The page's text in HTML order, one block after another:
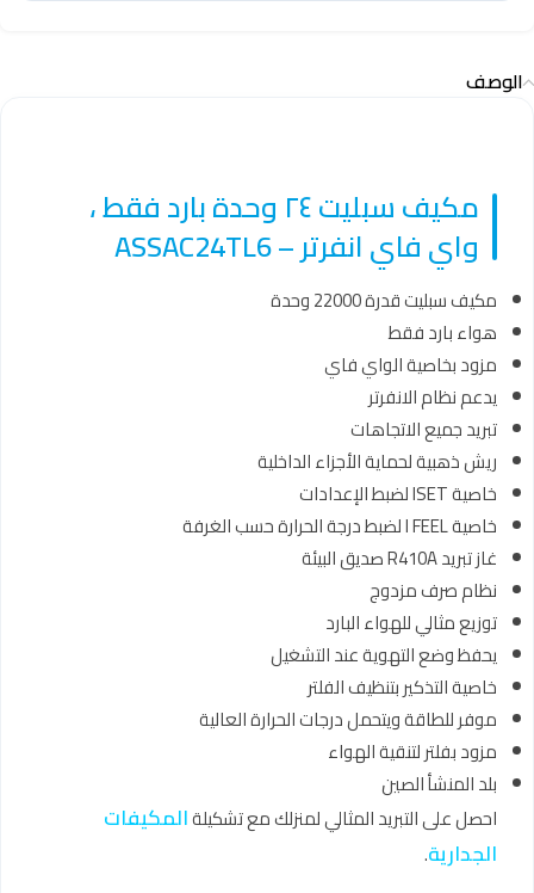
الوصف
مكيف سبليت ٢٤ وحدة بارد فقط ،
واي فاي انفرتر – ASSAC24TL6
مكيف سبليت قدرة 22000 وحدة
هواء بارد فقط
مزود بخاصية الواي فاي
يدعم نظام الانفرتر
تبريد جميع الاتجاهات
ريش ذهبية لحماية الأجزاء الداخلية
خاصية ISET لضبط الإعدادات
خاصية I FEEL لضبط درجة الحرارة حسب الغرفة
غاز تبريد R410A صديق البيئة
نظام صرف مزدوج
توزيع مثالي للهواء البارد
يحفظ وضع التهوية عند التشغيل
خاصية التذكير بتنظيف الفلتر
موفر للطاقة ويتحمل درجات الحرارة العالية
مزود بفلتر لتنقية الهواء
بلد المنشأ الصين
احصل على التبريد المثالي لمنزلك مع تشكيلةالمكيفات
الجدارية.